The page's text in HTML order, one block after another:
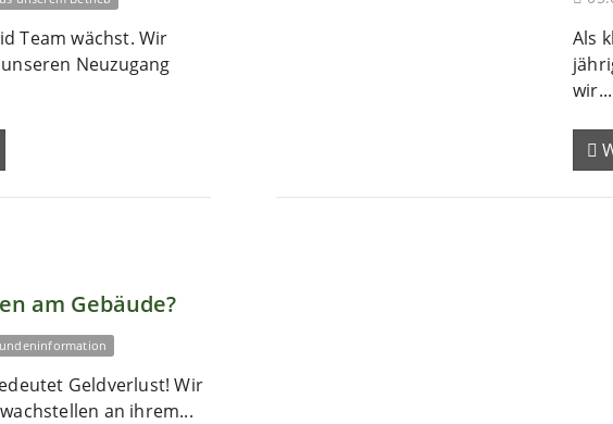
Team wächst. Wir
Neuzugang
Als
wir...
am Gebäude?
Geldverlust! Wir
an ihrem...